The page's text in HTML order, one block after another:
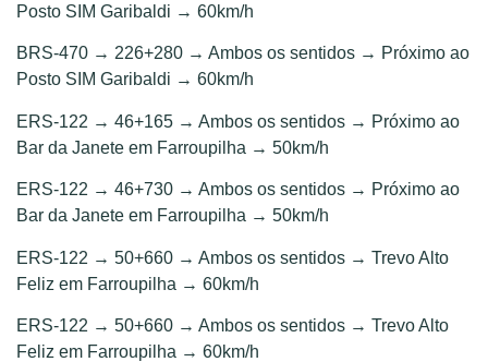
Posto SIM Garibaldi → 60km/h
BRS-470 → 226+280 → Ambos os sentidos → Próximo ao
Posto SIM Garibaldi → 60km/h
ERS-122 → 46+165 → Ambos os sentidos → Próximo ao
Bar da Janete em Farroupilha → 50km/h
ERS-122 → 46+730 → Ambos os sentidos → Próximo ao
Bar da Janete em Farroupilha → 50km/h
ERS-122 → 50+660 → Ambos os sentidos → Trevo Alto
Feliz em Farroupilha → 60km/h
ERS-122 → 50+660 → Ambos os sentidos → Trevo Alto
Feliz em Farroupilha → 60km/h